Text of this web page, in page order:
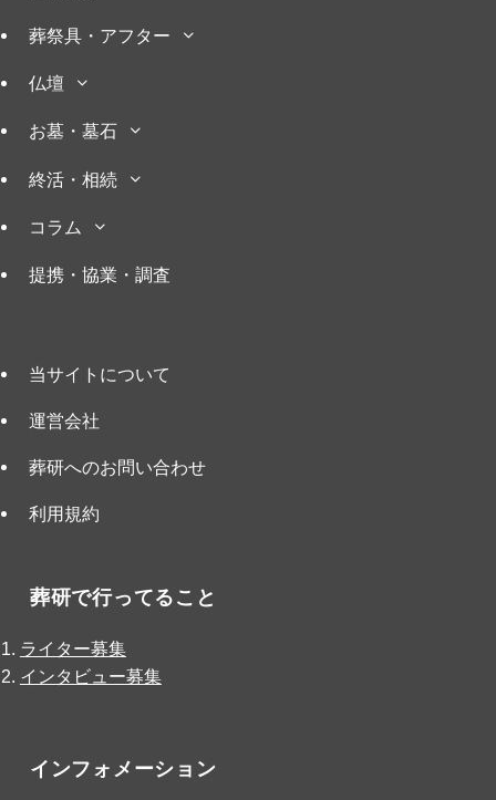
葬祭具・アフター
仏壇
お墓・墓石
終活・相続
コラム
提携・協業・調査
当サイトについて
運営会社
葬研へのお問い合わせ
利用規約
葬研で行ってること
ライター募集
インタビュー募集
インフォメーション